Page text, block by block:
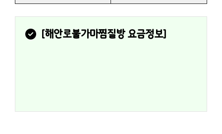
[해안로불가마찜질방 요금정보]